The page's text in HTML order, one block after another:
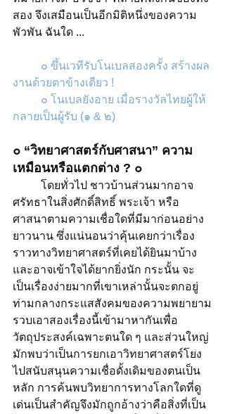
สอง จึงเสมือนเป็นอีกมิติหนึ่งของความ
พัวพัน ฉันใด ...
๐ ขึ้นเวทีรับโนเบลสองครั้ง สร้างผล
งานด้วยตาข้างเดียว !
๐ โนเบลยังอาย เมื่อรางวัลไทยผู้ให้
กลายเป็นผู้รับ (๑ & ๒)
๐ “วิทยาศาสตร์กับศาสนา” ความ
เหมือนหรือแตกต่าง ? ๐
ศรัทธาในสิ่งศักดิ์สิทธิ์ พระเจ้า หรือ
ศาสนาตามความเชื่อใดที่มีมาก่อนอย่าง
ยาวนาน ซึ่งแน่นอนว่าคุ้นเคยกว่าเรื่อง
ราวทางวิทยาศาสตร์ที่เคยได้ยินมาบ้าง
และอาจเข้าใจได้ยากยิ่งนัก กระนั้น จะ
เป็นเรื่องง่ายมากที่เขาเหล่านั้นจะตกอยู่
ท่ามกลางกระแสสังคมของความพยายาม
รวบเอาสองเรื่องนี้เข้ามาหากันเพื่อ
วัตถุประสงค์เฉพาะตนใด ๆ และส่วนใหญ่
มักพบว่าเป็นการยกเอาวิทยาศาสตร์โยง
ไปสนับสนุนความเชื่อดั้งเดิมของตนเป็น
หลัก การค้นพบวิทยาการทางโลกใดที่ดู
เด่นเป็นสำคัญจึงมักถูกอ้างว่าคือสิ่งที่เป็น